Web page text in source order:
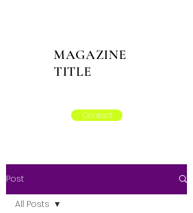
MAGAZINE
TITLE
Contact
Post
All Posts